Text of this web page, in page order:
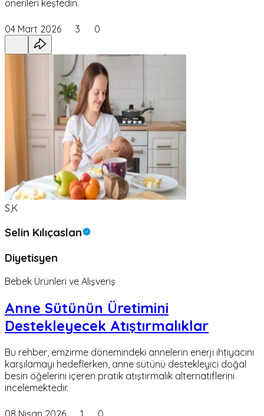
önerileri keşfedin.
04 Mart 2026 3 0
S,K
Selin Kılıçaslan
Diyetisyen
Bebek Ürünleri ve Alışveriş
Anne Sütünün Üretimini
Destekleyecek Atıştırmalıklar
Bu rehber, emzirme dönemindeki annelerin enerji ihtiyacını
karşılamayı hedeflerken, anne sütünü destekleyici doğal
besin öğelerini içeren pratik atıştırmalık alternatiflerini
incelemektedir.